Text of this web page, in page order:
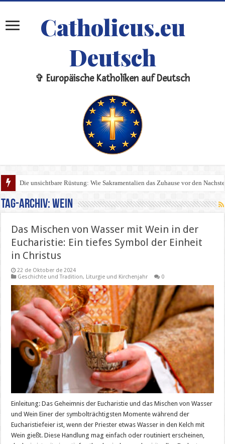
Catholicus.eu
Deutsch
✞ Europäische Katholiken auf Deutsch
Die unsichtbare Rüstung: Wie Sakramentalien das Zuhause vor den
Tag-Archiv:wein
Das Mischen von Wasser mit Wein in der
Eucharistie: Ein tiefes Symbol der Einheit
in Christus
22 de Oktober de 2024
Geschichte und Tradition, Liturgie und Kirchenjahr 0
Einleitung: Das Geheimnis der Eucharistie und das Mischen von Wasser
und Wein Einer der symbolträchtigsten Momente während der
Eucharistiefeier ist, wenn der Priester etwas Wasser in den Kelch mit
Wein gießt. Diese Handlung mag einfach oder routiniert erscheinen,